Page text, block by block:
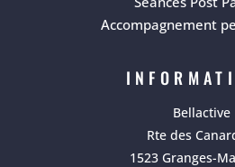
Accompagnement
Bellactive
Rte des
1523 Granges-